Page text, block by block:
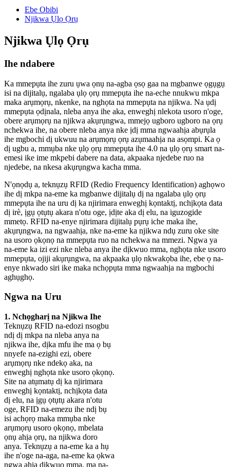
Ebe Obibi
Njikwa Ụlọ Ọrụ
Njikwa Ụlọ Ọrụ
Ihe ndabere
Ka mmepụta ihe zuru ụwa ọnụ na-agba ọsọ gaa na mgbanwe ọgụgụ
isi na dijitalụ, ngalaba ụlọ ọrụ mmepụta ihe na-eche nnukwu mkpa
maka arụmọrụ, nkenke, na nghọta na mmepụta na njikwa. Na ụdị
mmepụta ọdịnala, nleba anya ihe aka, enweghị nlekota usoro n'oge,
obere arụmọrụ na njikwa akụrụngwa, mmejọ ugboro ugboro na ọrụ
nchekwa ihe, na obere nleba anya nke ịdị mma ngwaahịa abụrụla
ihe mgbochi dị ukwuu na arụmọrụ ọrụ azụmaahịa na asọmpi. Ka ọ
dị ugbu a, mmụba nke ụlọ ọrụ mmepụta ihe 4.0 na ụlọ ọrụ smart na-
emesi ike ime mkpebi dabere na data, akpaaka njedebe ruo na
njedebe, na nkesa akụrụngwa kacha mma.
N'ọnọdụ a, teknụzụ RFID (Redio Frequency Identification) aghọwo
ihe dị mkpa na-eme ka mgbanwe dijitalụ dị na ngalaba ụlọ ọrụ
mmepụta ihe na uru dị ka njirimara enweghị kọntaktị, nchịkọta data
dị irè, ịgụ ọtụtụ akara n'otu oge, ịdịte aka dị elu, na iguzogide
mmetọ. RFID na-enye njirimara dijitalụ pụrụ iche maka ihe,
akụrụngwa, na ngwaahịa, nke na-eme ka njikwa ndụ zuru oke site
na usoro ọkọnọ na mmepụta ruo na nchekwa na mmezi. Ngwa ya
na-eme ka izi ezi nke nleba anya ihe dịkwuo mma, nghọta nke usoro
mmepụta, ojiji akụrụngwa, na akpaaka ụlọ nkwakọba ihe, ebe ọ na-
enye nkwado siri ike maka nchọpụta mma ngwaahịa na mgbochi
aghụghọ.
Ngwa na Uru
1. Nchọgharị na Njikwa Ihe
Teknụzụ RFID na-edozi nsogbu
ndị dị mkpa na nleba anya na
njikwa ihe, dịka mfu ihe ma ọ bụ
nnyefe na-ezighi ezi, obere
arụmọrụ nke ndekọ aka, na
enweghị nghọta nke usoro ọkọnọ.
Site na atụmatụ dị ka njirimara
enweghị kọntaktị, nchịkọta data
dị elu, na ịgụ ọtụtụ akara n'otu
oge, RFID na-emezu ihe ndị bụ
isi achọrọ maka mmụba nke
arụmọrụ usoro ọkọnọ, mbelata
ọnụ ahịa ọrụ, na njikwa doro
anya. Teknụzụ a na-eme ka a hụ
ihe n'oge na-aga, na-eme ka ọkwa
ngwa ahịa dịkwuo mma, ma na-